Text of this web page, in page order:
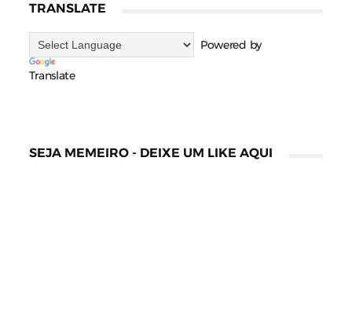
TRANSLATE
Powered by
Translate
SEJA MEMEIRO - DEIXE UM LIKE AQUI